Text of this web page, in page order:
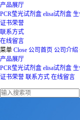
产品展厅
PCR莹光试剂盒 elisa试剂盒
证书荣誉
联系方式
在线留言
菜单 Close 公司首页 公司介绍
产品展厅
PCR莹光试剂盒 elisa试剂盒
证书荣誉 联系方式 在线留言